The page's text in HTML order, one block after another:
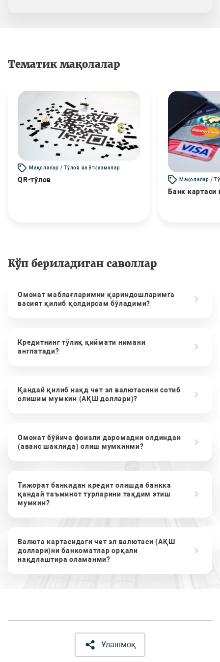
Тематик мақолалар
Мақолалар / Тўлов ва ўтказмалар
QR-тўлов Мақолалар /
Банк картаси
Кўп бериладиган саволлар
Омонат маблағларимни қариндошларимга
васият қилиб қолдирсам бўладими?
Кредитнинг тўлиқ қиймати нимани
англатади?
Қандай қилиб нақд чет эл валютасини сотиб
олишим мумкин (АҚШ доллари)?
Омонат бўйича фоизли даромадни олдиндан
(аванс шаклида) олиш мумкинми?
Тижорат банкидан кредит олишда банкка
қандай таъминот турларини тақдим этиш
мумкин?
Валюта картасидаги чет эл валютаси (АҚШ
доллари)ни банкоматлар орқали
нақдлаштира оламанми?
Улашмоқ